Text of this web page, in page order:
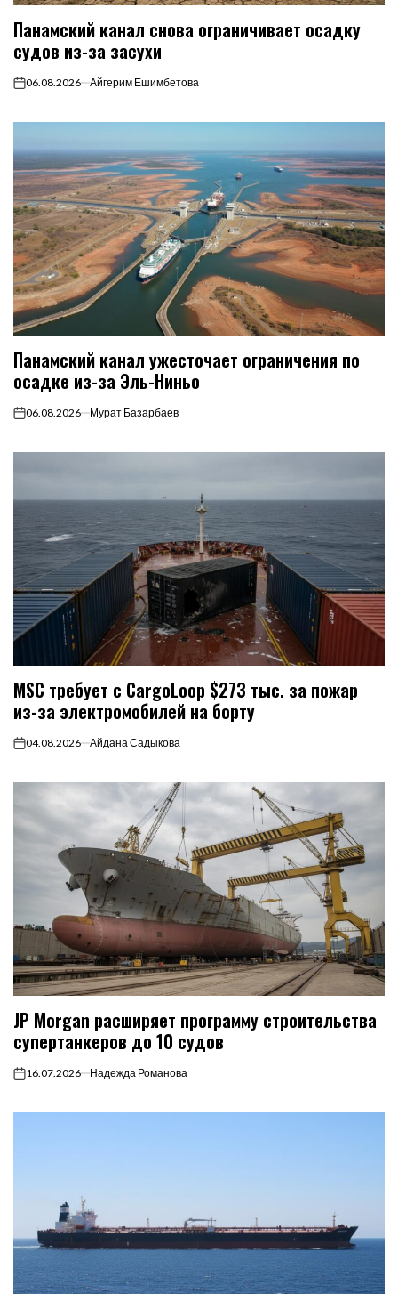
Панамский канал снова ограничивает осадку
судов из-за засухи
on06.08.2026 Айгерим Ешимбетова
Панамский канал ужесточает ограничения по
осадке из-за Эль-Ниньо
on06.08.2026 Мурат Базарбаев
MSC требует с CargoLoop $273 тыс. за пожар
из-за электромобилей на борту
on04.08.2026 Айдана Садыкова
JP Morgan расширяет программу строительства
супертанкеров до 10 судов
on16.07.2026 Надежда Романова